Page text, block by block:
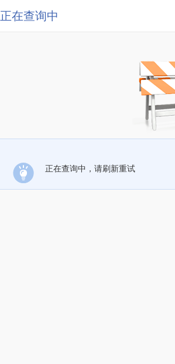
正在查询中
正在查询中，请刷新重试